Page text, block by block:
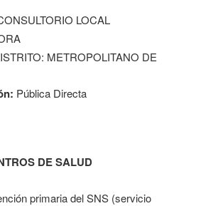
LOCAL
METROPOLITANO DE
Pública Directa
DE SALUD
primaria del SNS (servicio